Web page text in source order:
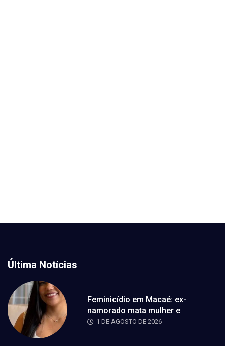
Última Notícias
Feminicídio em Macaé: ex-
namorado mata mulher e
1 DE AGOSTO DE 2026